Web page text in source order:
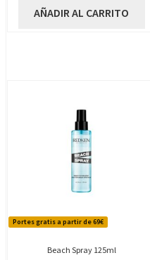
AÑADIR AL CARRITO
Portes gratis a partir de 69€
Beach Spray 125ml